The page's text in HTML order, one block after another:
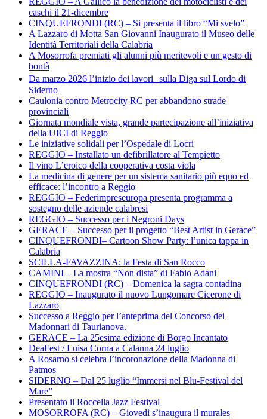
caschi il 21-dicembre
CINQUEFRONDI (RC) – Si presenta il libro “Mi svelo”
A Lazzaro di Motta San Giovanni Inaugurato il Museo delle
Identità Territoriali della Calabria
A Mosorrofa premiati gli alunni più meritevoli e un gesto di
bontà
Da marzo 2026 l’inizio dei lavori sulla Diga sul Lordo di
Siderno
Caulonia contro Metrocity RC per abbandono strade
provinciali
Giornata mondiale vista, grande partecipazione all’iniziativa
della UICI di Reggio
Le iniziative solidali per l’Ospedale di Locri
REGGIO – Installato un defibrillatore al Tempietto
Il vino L’eroico della cooperativa costa viola
La medicina di genere per un sistema sanitario più equo ed
efficace: l’incontro a Reggio
REGGIO – Federimpreseuropa presenta programma a
sostegno delle aziende calabresi
REGGIO – Successo per i Negroni Days
GERACE – Successo per il progetto “Best Artist in Gerace”
CINQUEFRONDI– Cartoon Show Party: l’unica tappa in
Calabria
SCILLA-FAVAZZINA: la Festa di San Rocco
CAMINI – La mostra “Non dista” di Fabio Adani
CINQUEFRONDI (RC) – Domenica la sagra contadina
REGGIO – Inaugurato il nuovo Lungomare Cicerone di
Lazzaro
Successo a Reggio per l’anteprima del Concorso dei
Madonnari di Taurianova.
GERACE – La 25esima edizione di Borgo Incantato
DeaFest / Luisa Corna a Calanna 24 luglio
A Rosarno si celebra l’incoronazione della Madonna di
Patmos
SIDERNO – Dal 25 luglio “Immersi nel Blu-Festival del
Mare”
Presentato il Roccella Jazz Festival
MOSORROFA (RC) – Giovedì s’inaugura il murales